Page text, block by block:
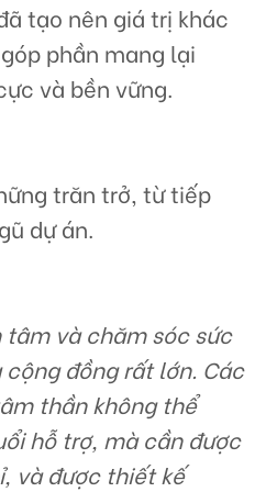
tạo nên giá trị khác
phần mang lại
và bền vững.
trăn trở, từ tiếp
dự án.
tâm và chăm sóc sức
đồng rất lớn. Các
thần không thể
hỗ trợ, mà cần được
và được thiết kế